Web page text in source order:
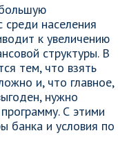
среди населения
к увеличению
структуры. В
тем, что взять
и, что главное,
нужно
С этими
банка и условия по